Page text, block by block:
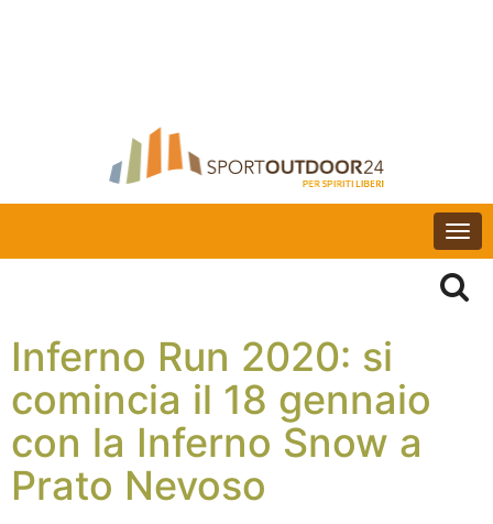
Inferno Run 2020: si
comincia il 18 gennaio
con la Inferno Snow a
Prato Nevoso